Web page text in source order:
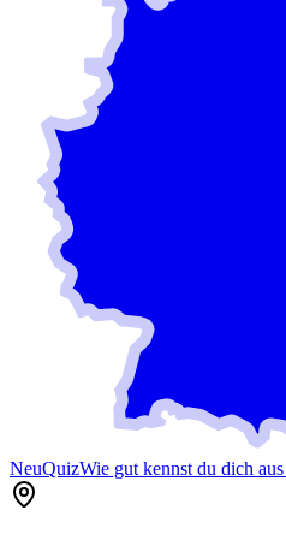
NeuQuizWie gut kennst du dich